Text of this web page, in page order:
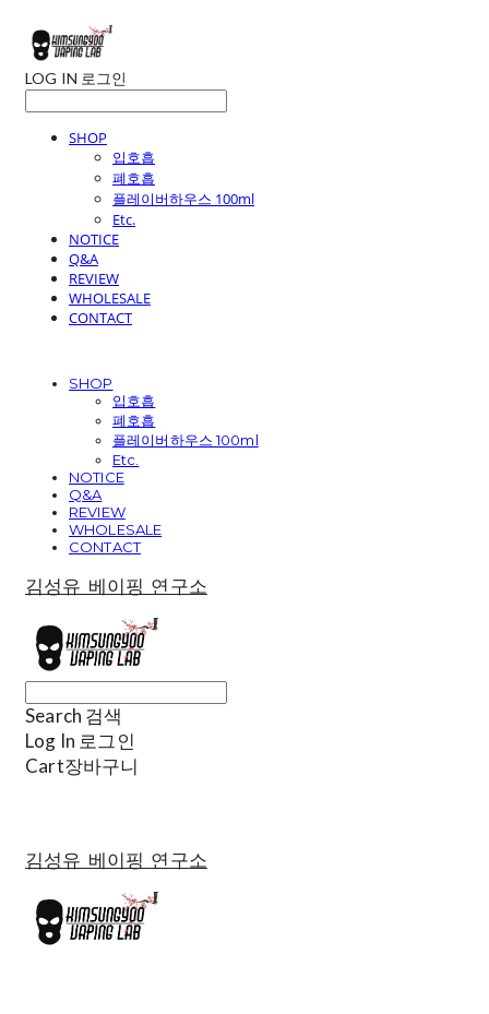
LOG IN 로그인
SHOP
입호흡
폐호흡
플레이버하우스 100ml
Etc.
NOTICE
Q&A
REVIEW
WHOLESALE
CONTACT
SHOP
입호흡
폐호흡
플레이버하우스 100ml
Etc.
NOTICE
Q&A
REVIEW
WHOLESALE
CONTACT
김성유 베이핑 연구소
Search 검색
Log In 로그인
Cart장바구니
김성유 베이핑 연구소